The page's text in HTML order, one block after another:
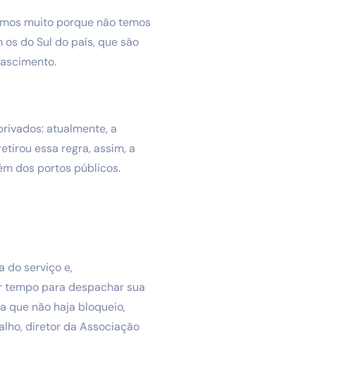
muito porque não temos
do Sul do país, que são
atualmente, a
essa regra, assim, a
dos portos públicos.
do serviço e,
tempo para despachar sua
que não haja bloqueio,
diretor da Associação